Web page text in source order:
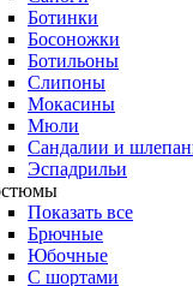
Ботинки
Босоножки
Ботильоны
Слипоны
Мокасины
Мюли
Сандалии и
Эспадрильи
Показать все
Брючные
Юбочные
С шортами